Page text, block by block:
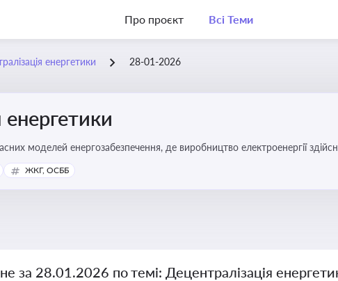
Про проєкт Всі Теми
енергетики 28-01-2026
енергетики
моделей енергозабезпечення, де виробництво електроенергії
громад, зменшення втрат при транспортуванні енергії та
ЖКГ, ОСББ
за 28.01.2026 по темі: Децентралізація